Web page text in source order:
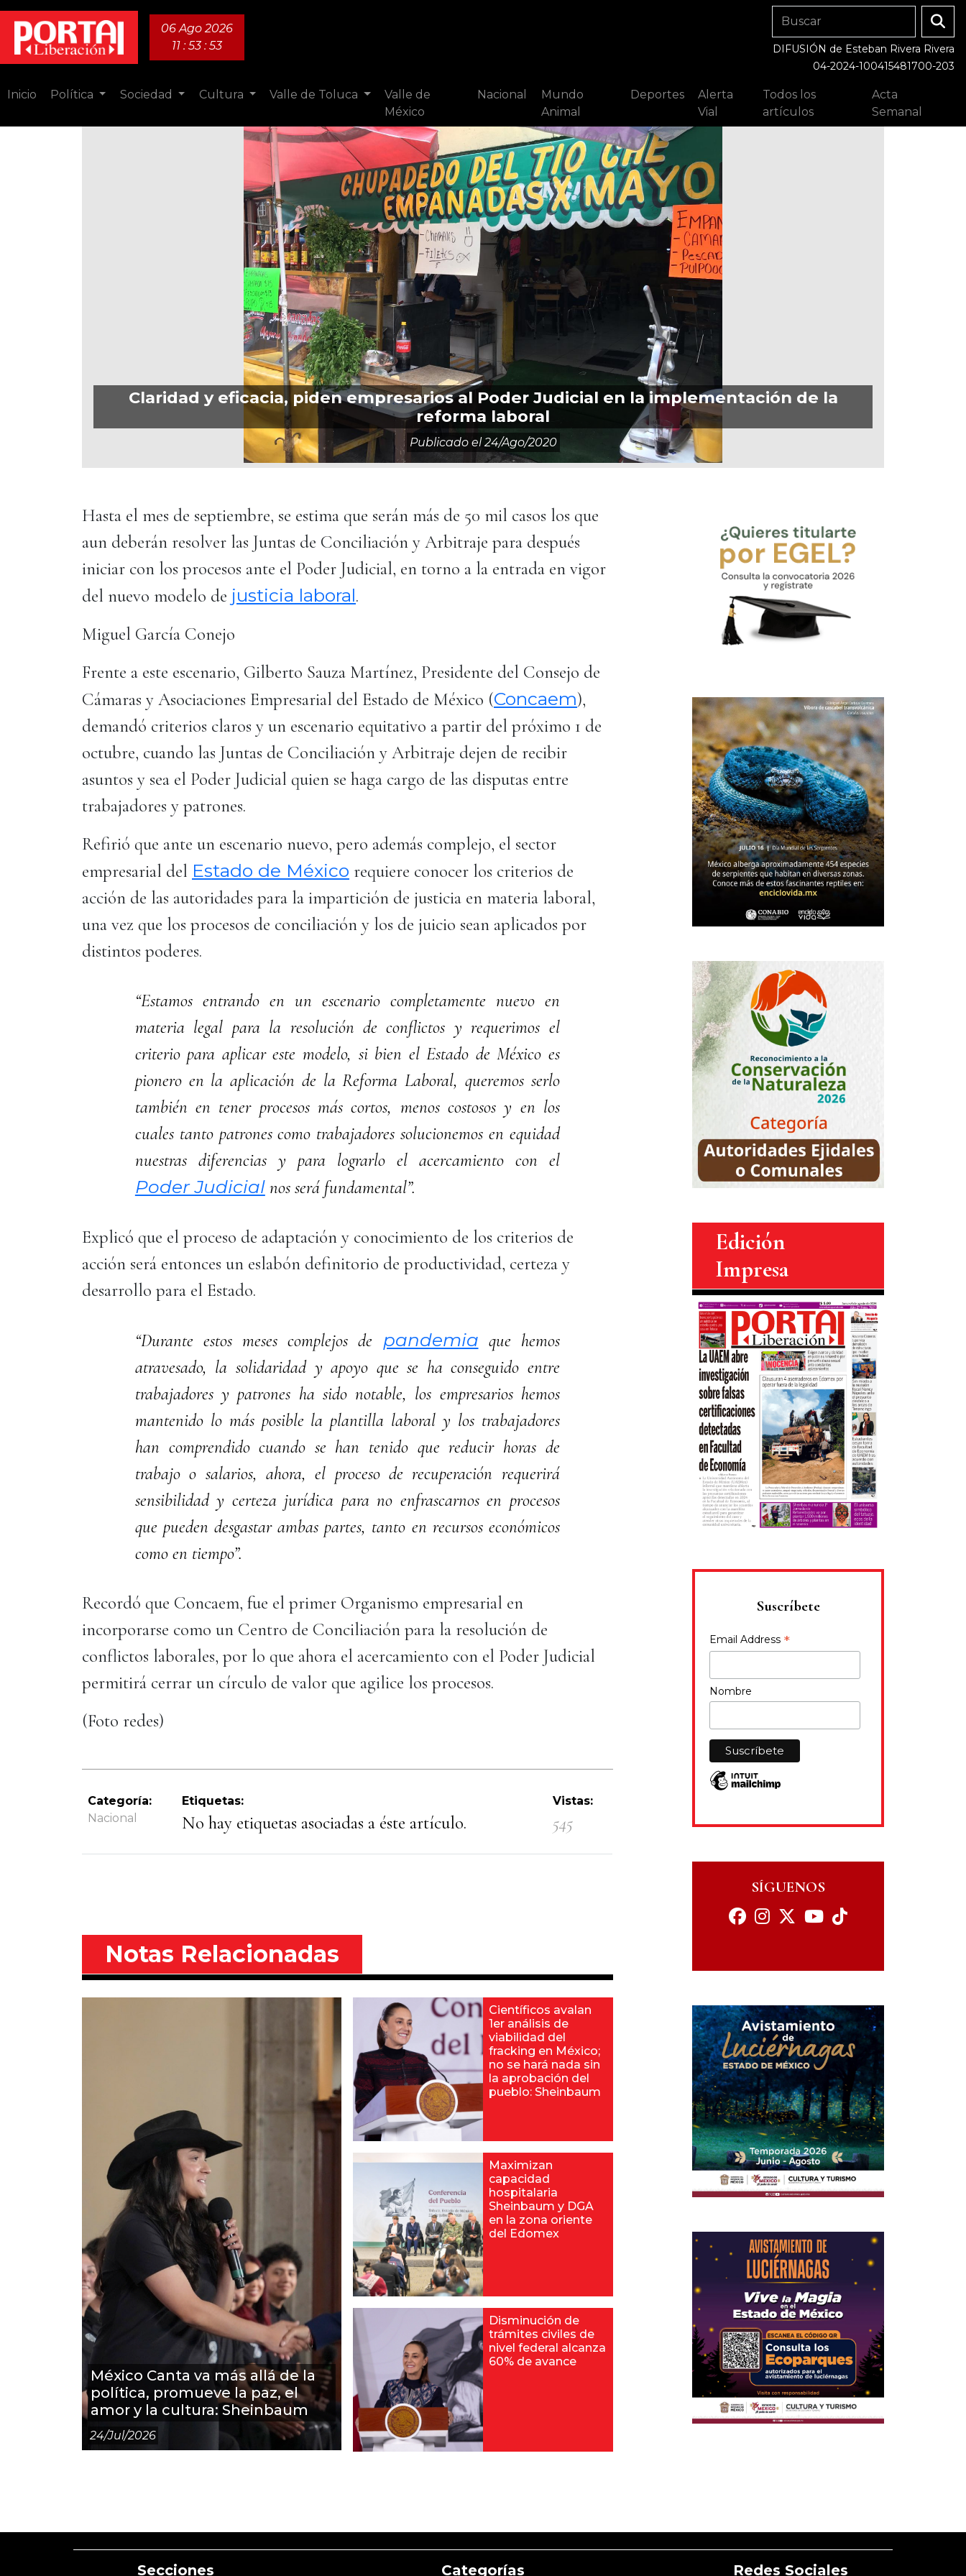
06 Ago 2026
11 : 53 : 54
DIFUSIÓN de Esteban Rivera Rivera
04-2024-100415481700-203
Inicio Política Sociedad Cultura Valle de Toluca
Valle de
México
Nacional
Mundo
Animal
Deportes
Alerta
Vial
Todos los
artículos
Acta
Semanal
Claridad y eficacia, piden empresarios al Poder Judicial en la implementación de la
reforma laboral
Publicado el24/ago/2020
Hasta el mes de septiembre, se estima que serán más de 50 mil casos los que
aun deberán resolver las Juntas de Conciliación y Arbitraje para después
iniciar con los procesos ante el Poder Judicial, en torno a la entrada en vigor
del nuevo modelo de justicia laboral.
Miguel García Conejo
Frente a este escenario, Gilberto Sauza Martínez, Presidente del Consejo de
Cámaras y Asociaciones Empresarial del Estado de México (Concaem),
demandó criterios claros y un escenario equitativo a partir del próximo 1 de
octubre, cuando las Juntas de Conciliación y Arbitraje dejen de recibir
asuntos y sea el Poder Judicial quien se haga cargo de las disputas entre
trabajadores y patrones.
Refirió que ante un escenario nuevo, pero además complejo, el sector
empresarial del Estado de México requiere conocer los criterios de
acción de las autoridades para la impartición de justicia en materia laboral,
una vez que los procesos de conciliación y los de juicio sean aplicados por
distintos poderes.
“Estamos entrando en un escenario completamente nuevo en
materia legal para la resolución de conflictos y requerimos el
criterio para aplicar este modelo, si bien el Estado de México es
pionero en la aplicación de la Reforma Laboral, queremos serlo
también en tener procesos más cortos, menos costosos y en los
cuales tanto patrones como trabajadores solucionemos en equidad
nuestras diferencias y para lograrlo el acercamiento con el
Poder Judicialnos será fundamental”.
Explicó que el proceso de adaptación y conocimiento de los criterios de
acción será entonces un eslabón definitorio de productividad, certeza y
desarrollo para el Estado.
“Durante estos meses complejos de pandemia que hemos
atravesado, la solidaridad y apoyo que se ha conseguido entre
trabajadores y patrones ha sido notable, los empresarios hemos
mantenido lo más posible la plantilla laboral y los trabajadores
han comprendido cuando se han tenido que reducir horas de
trabajo o salarios, ahora, el proceso de recuperación requerirá
sensibilidad y certeza jurídica para no enfrascarnos en procesos
que pueden desgastar ambas partes, tanto en recursos económicos
como en tiempo”.
Recordó que Concaem, fue el primer Organismo empresarial en
incorporarse como un Centro de Conciliación para la resolución de
conflictos laborales, por lo que ahora el acercamiento con el Poder Judicial
permitirá cerrar un círculo de valor que agilice los procesos.
(Foto redes)
Categoría:
Nacional
Etiquetas:
No hay etiquetas asociadas a éste artículo.
Vistas:
545
Notas Relacionadas
México Canta va más allá de la
política, promueve la paz, el
amor y la cultura: Sheinbaum
24/jul/2026
Científicos avalan
1er análisis de
viabilidad del
fracking en México;
no se hará nada sin
la aprobación del
pueblo: Sheinbaum
Maximizan
capacidad
hospitalaria
Sheinbaum y DGA
en la zona oriente
del Edomex
Disminución de
trámites civiles de
nivel federal alcanza
60% de avance
Edición
Impresa
Suscríbete
Email Address *
Nombre
SÍGUENOS
Secciones Categorías Redes Sociales